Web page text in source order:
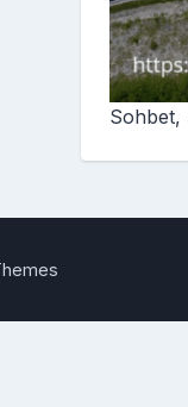
Sohbet,